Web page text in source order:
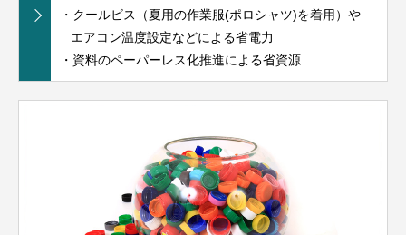
・クールビス（夏用の作業服(ポロシャツ)を着用）や
エアコン温度設定などによる省電力
・資料のペーパーレス化推進による省資源